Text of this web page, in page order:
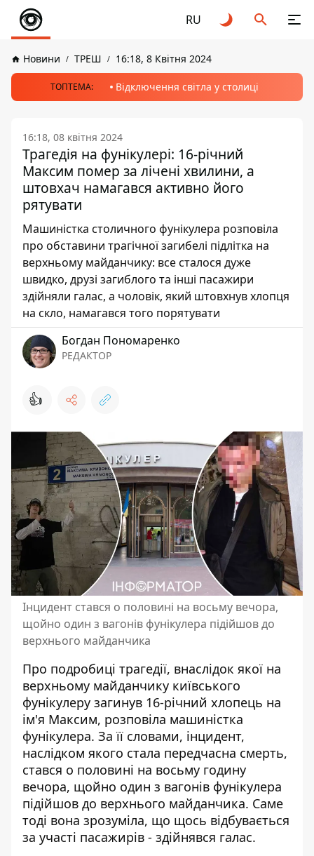
RU
Новини ТРЕШ 16:18, 8 Квітня 2024
ТОПТЕМА: Відключення світла у столиці
16:18, 08 квітня 2024
Трагедія на фунікулері: 16-річний
Максим помер за лічені хвилини, а
штовхач намагався активно його
рятувати
Машиністка столичного фунікулера розповіла
про обставини трагічної загибелі підлітка на
верхньому майданчику: все сталося дуже
швидко, друзі загиблого та інші пасажири
здійняли галас, а чоловік, який штовхнув хлопця
на скло, намагався того порятувати
Богдан Пономаренко
РЕДАКТОР
👍
Інцидент стався о половині на восьму вечора,
щойно один з вагонів фунікулера підійшов до
верхнього майданчика
Про подробиці трагедії, внаслідок якої на
верхньому майданчику київського
фунікулеру загинув 16-річний хлопець на
ім'я Максим, розповіла машиністка
фунікулера. За її словами, інцидент,
наслідком якого стала передчасна смерть,
стався о половині на восьму годину
вечора, щойно один з вагонів фунікулера
підійшов до верхнього майданчика. Саме
тоді вона зрозуміла, що щось відбувається
за участі пасажирів - здійнявся галас.